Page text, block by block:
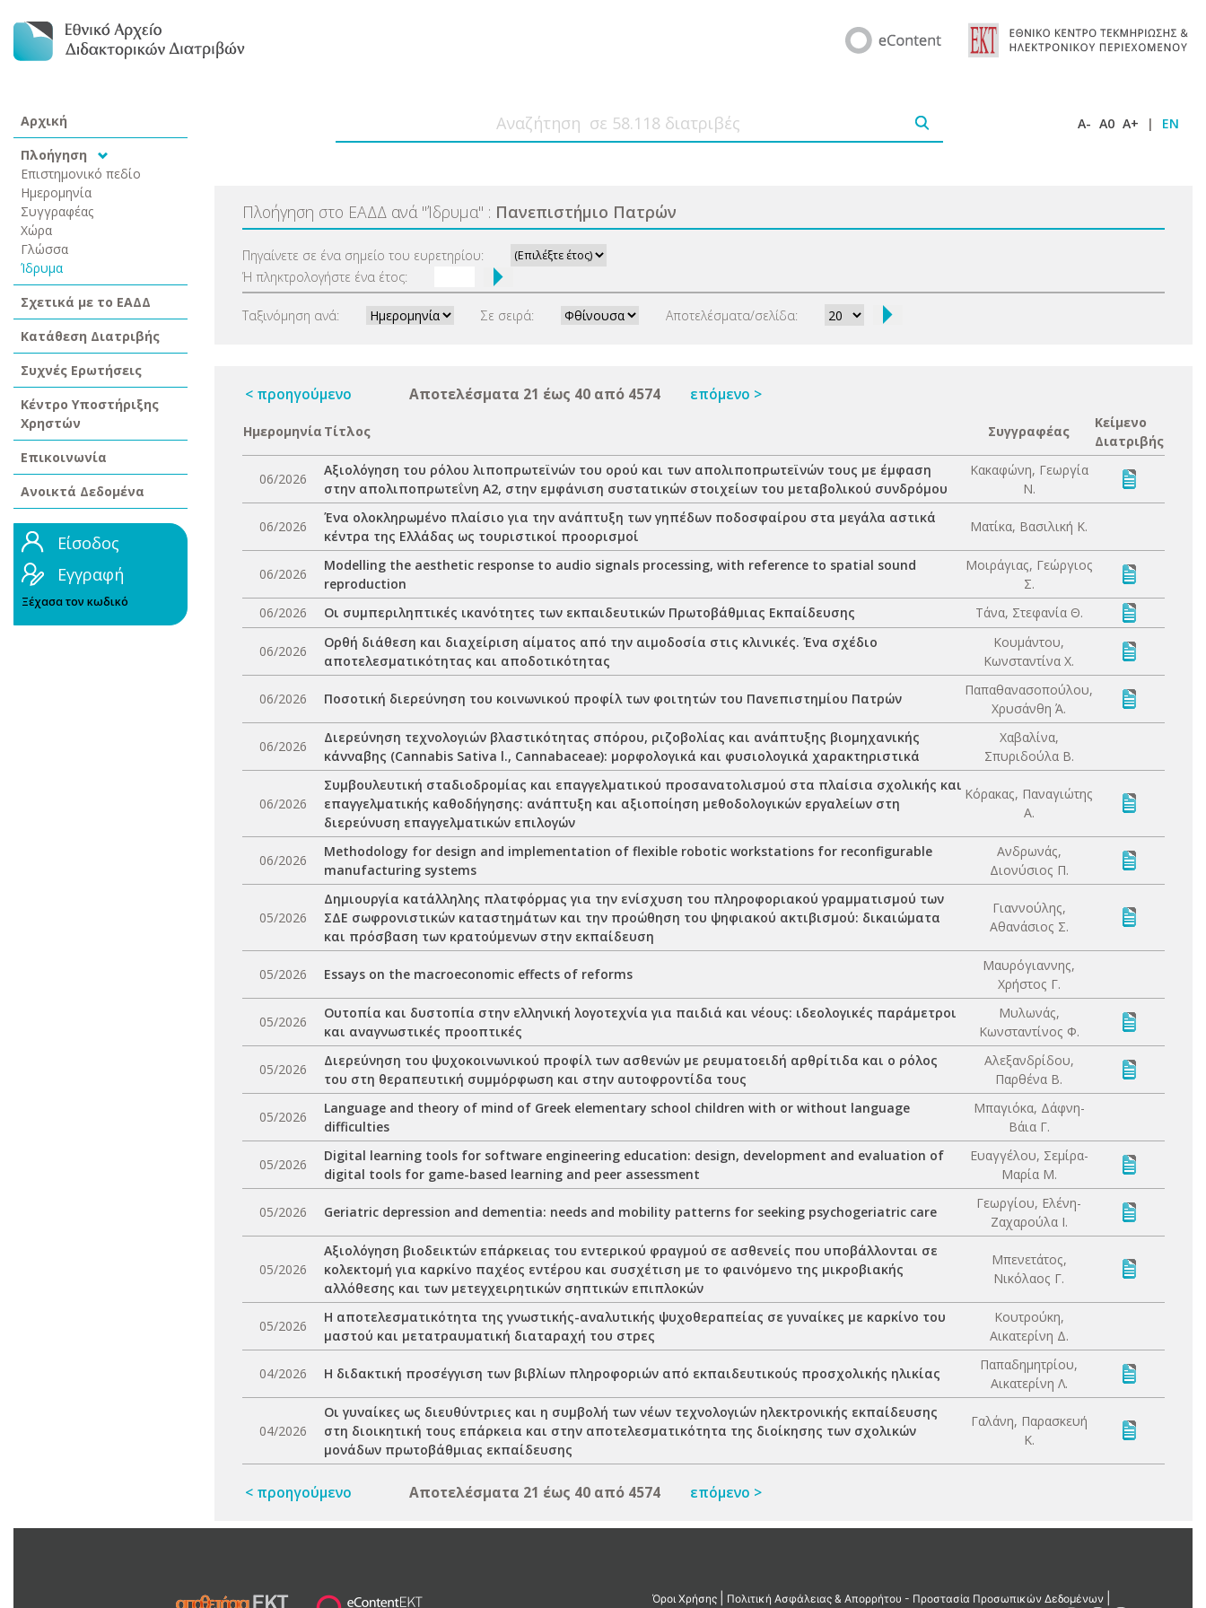
Αρχική
Πλοήγηση
Επιστημονικό πεδίο
Ημερομηνία
Συγγραφέας
Χώρα
Γλώσσα
Ίδρυμα
Σχετικά με το ΕΑΔΔ
Κατάθεση Διατριβής
Συχνές Ερωτήσεις
Κέντρο Υποστήριξης
Χρηστών
Επικοινωνία
Ανοικτά Δεδομένα
Είσοδος
Εγγραφή
Ξέχασα τον κωδικό
A- A0 A+ | EN
Πλοήγηση στο ΕΑΔΔ ανά "Ίδρυμα" : Πανεπιστήμιο Πατρών
Πηγαίνετε σε ένα σημείο του ευρετηρίου:
Ή πληκτρολογήστε ένα έτος:
Ταξινόμηση ανά: Σε σειρά: Αποτελέσματα/σελίδα:
< προηγούμενο Αποτελέσματα 21 έως 40 από 4574 επόμενο >
Ημερομηνία Τίτλος Συγγραφέας
Κείμενο
Διατριβής
06/2026
Αξιολόγηση του ρόλου λιποπρωτεϊνών του ορού και των απολιποπρωτεϊνών τους με έμφαση
στην απολιποπρωτεΐνη Α2, στην εμφάνιση συστατικών στοιχείων του μεταβολικού συνδρόμου
Κακαφώνη, Γεωργία
Ν.
06/2026
Ένα ολοκληρωμένο πλαίσιο για την ανάπτυξη των γηπέδων ποδοσφαίρου στα μεγάλα αστικά
κέντρα της Ελλάδας ως τουριστικοί προορισμοί
Ματίκα, Βασιλική Κ.
06/2026
Modelling the aesthetic response to audio signals processing, with reference to spatial sound
reproduction
Μοιράγιας, Γεώργιος
Σ.
06/2026
Οι συμπεριληπτικές ικανότητες των εκπαιδευτικών Πρωτοβάθμιας Εκπαίδευσης Τάνα, Στεφανία Θ.
06/2026
Ορθή διάθεση και διαχείριση αίματος από την αιμοδοσία στις κλινικές. Ένα σχέδιο
αποτελεσματικότητας και αποδοτικότητας
Κουμάντου,
Κωνσταντίνα Χ.
06/2026 Ποσοτική διερεύνηση του κοινωνικού προφίλ των φοιτητών του Πανεπιστημίου Πατρών
Παπαθανασοπούλου,
Χρυσάνθη Ά.
06/2026
Διερεύνηση τεχνολογιών βλαστικότητας σπόρου, ριζοβολίας και ανάπτυξης βιομηχανικής
κάνναβης (Cannabis Sativa l., Cannabaceae): μορφολογικά και φυσιολογικά χαρακτηριστικά
Χαβαλίνα,
Σπυριδούλα Β.
06/2026
Συμβουλευτική σταδιοδρομίας και επαγγελματικού προσανατολισμού στα πλαίσια σχολικής και
επαγγελματικής καθοδήγησης: ανάπτυξη και αξιοποίηση μεθοδολογικών εργαλείων στη
διερεύνυση επαγγελματικών επιλογών
Κόρακας, Παναγιώτης
Α.
06/2026
Methodology for design and implementation of flexible robotic workstations for reconfigurable
manufacturing systems
Ανδρωνάς,
Διονύσιος Π.
05/2026
Δημιουργία κατάλληλης πλατφόρμας για την ενίσχυση του πληροφοριακού γραμματισμού των
ΣΔΕ σωφρονιστικών καταστημάτων και την προώθηση του ψηφιακού ακτιβισμού: δικαιώματα
και πρόσβαση των κρατούμενων στην εκπαίδευση
Γιαννούλης,
Αθανάσιος Σ.
05/2026 Essays on the macroeconomic effects of reforms
Μαυρόγιαννης,
Χρήστος Γ.
05/2026
Ουτοπία και δυστοπία στην ελληνική λογοτεχνία για παιδιά και νέους: ιδεολογικές παράμετροι
και αναγνωστικές προοπτικές
Μυλωνάς,
Κωνσταντίνος Φ.
05/2026
Διερεύνηση του ψυχοκοινωνικού προφίλ των ασθενών με ρευματοειδή αρθρίτιδα και ο ρόλος
του στη θεραπευτική συμμόρφωση και στην αυτοφροντίδα τους
Αλεξανδρίδου,
Παρθένα Β.
05/2026
Language and theory of mind of Greek elementary school children with or without language
difficulties
Μπαγιόκα, Δάφνη-
Βάια Γ.
05/2026
Digital learning tools for software engineering education: design, development and evaluation of
digital tools for game-based learning and peer assessment
Ευαγγέλου, Σεμίρα-
Μαρία Μ.
05/2026 Geriatric depression and dementia: needs and mobility patterns for seeking psychogeriatric care
Γεωργίου, Ελένη-
Ζαχαρούλα Ι.
05/2026
Αξιολόγηση βιοδεικτών επάρκειας του εντερικού φραγμού σε ασθενείς που υποβάλλονται σε
κολεκτομή για καρκίνο παχέος εντέρου και συσχέτιση με το φαινόμενο της μικροβιακής
αλλόθεσης και των μετεγχειρητικών σηπτικών επιπλοκών
Μπενετάτος,
Νικόλαος Γ.
05/2026
Η αποτελεσματικότητα της γνωστικής-αναλυτικής ψυχοθεραπείας σε γυναίκες με καρκίνο του
μαστού και μετατραυματική διαταραχή του στρες
Κουτρούκη,
Αικατερίνη Δ.
04/2026 Η διδακτική προσέγγιση των βιβλίων πληροφοριών από εκπαιδευτικούς προσχολικής ηλικίας
Παπαδημητρίου,
Αικατερίνη Λ.
04/2026
Οι γυναίκες ως διευθύντριες και η συμβολή των νέων τεχνολογιών ηλεκτρονικής εκπαίδευσης
στη διοικητική τους επάρκεια και στην αποτελεσματικότητα της διοίκησης των σχολικών
μονάδων πρωτοβάθμιας εκπαίδευσης
Γαλάνη, Παρασκευή
Κ.
< προηγούμενο Αποτελέσματα 21 έως 40 από 4574 επόμενο >